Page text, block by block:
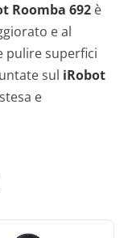
Roomba 692 è
e al
pulire superfici
sul iRobot
e